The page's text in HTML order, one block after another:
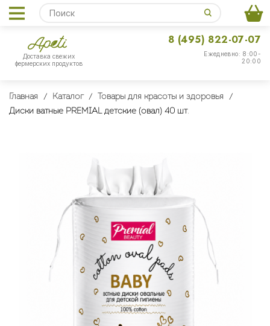
Доставка свежих
фермерских продуктов
Ежедневно: 8:00-
20:00
8 (495) 822-07-07
Главная Каталог
Товары для красоты и здоровья
Диски ватные PREMIAL детские (овал) 40 шт.